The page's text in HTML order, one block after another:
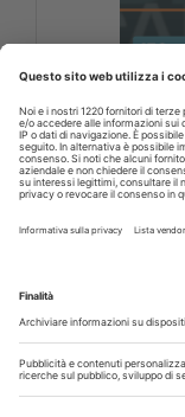
DENTAL
Corsi FAD